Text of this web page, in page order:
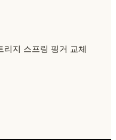
리지 스프링 핑거 교체